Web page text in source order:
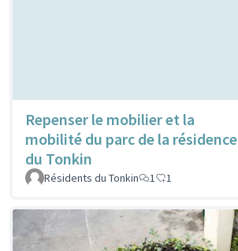
Repenser le mobilier et la
mobilité du parc de la résidence
du Tonkin
Résidents du Tonkin 1 1